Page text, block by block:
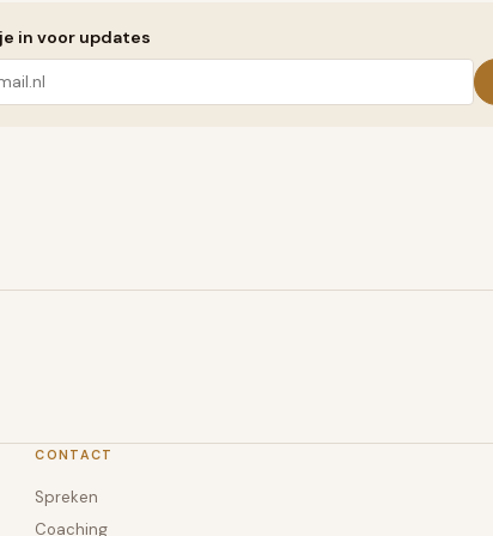
in voor updates
CONTACT
Spreken
Coaching